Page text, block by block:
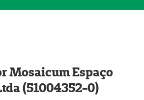
Mosaicum Espaço
(51004352-0)